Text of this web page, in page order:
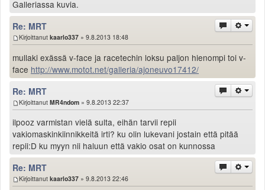
Galleriassa kuvia.
Re: MRT
Kirjoittanut kaarlo337 » 9.8.2013 18:48
mullaki exässä v-face ja racetechin loksu paljon hienompi toi v-
face http://www.motot.net/galleria/ajoneuvo17412/
Re: MRT
Kirjoittanut MR4ndom » 9.8.2013 22:37
ilpooz varmistan vielä sulta, eihän tarvii repii
vakiomaskinkiinnikkeitä irti? ku olin lukevani jostain että pitää
repii:D ku myyn nii haluun että vakio osat on kunnossa
Re: MRT
Kirjoittanut kaarlo337 » 9.8.2013 22:46